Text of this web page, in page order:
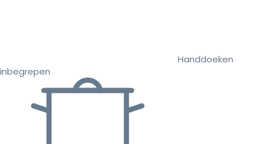
Handdoeken
inbegrepen